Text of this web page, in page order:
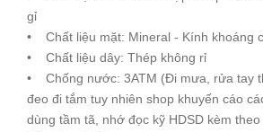
gỉ
• Chất liệu mặt: Mineral - Kính khoáng
• Chất liệu dây: Thép không rỉ
• Chống nước: 3ATM (Đi mưa, rửa tay
đeo đi tắm tuy nhiên shop khuyến cáo
dùng tầm tã, nhớ đọc kỹ HDSD kèm